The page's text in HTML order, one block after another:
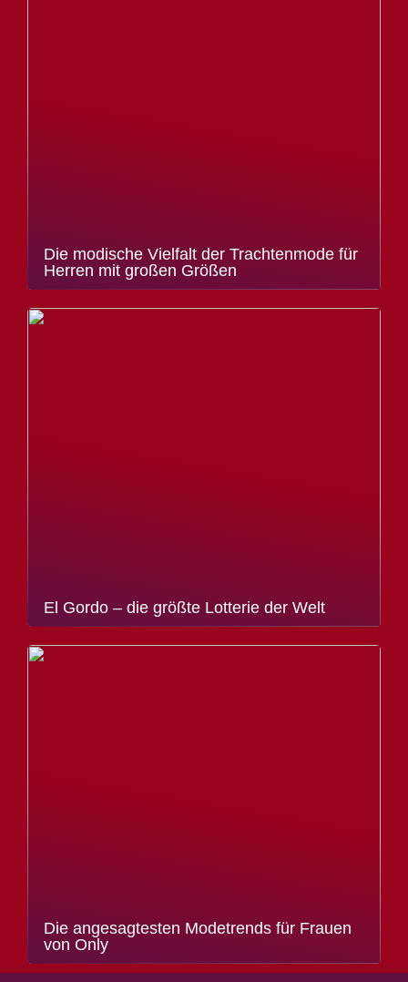
Die modische Vielfalt der Trachtenmode für
Herren mit großen Größen
El Gordo – die größte Lotterie der Welt
Die angesagtesten Modetrends für Frauen
von Only